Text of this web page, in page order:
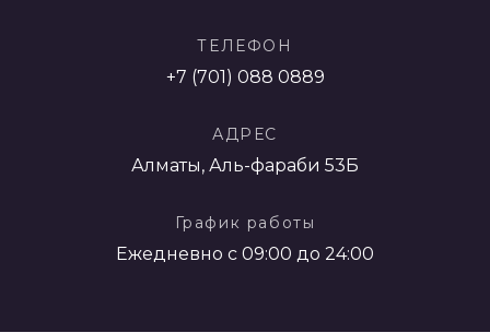
ТЕЛЕФОН
+7 (701) 088 0889
АДРЕС
Алматы, Аль-фараби 53Б
График работы
Ежедневно с 09:00 до 24:00